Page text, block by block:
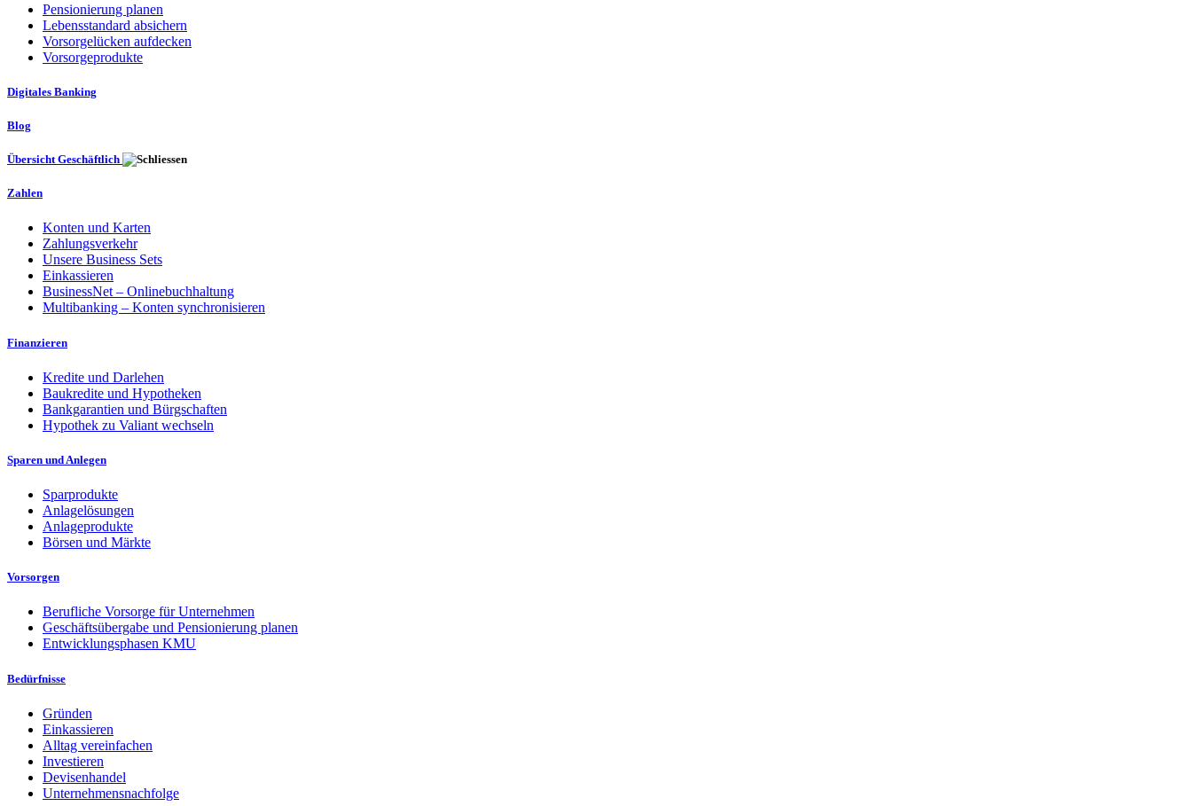
Pensionierung planen
Lebensstandard absichern
Vorsorgelücken aufdecken
Vorsorgeprodukte
Digitales Banking
Blog
Übersicht Geschäftlich
Zahlen
Konten und Karten
Zahlungsverkehr
Unsere Business Sets
Einkassieren
BusinessNet – Onlinebuchhaltung
Multibanking – Konten synchronisieren
Finanzieren
Kredite und Darlehen
Baukredite und Hypotheken
Bankgarantien und Bürgschaften
Hypothek zu Valiant wechseln
Sparen und Anlegen
Sparprodukte
Anlagelösungen
Anlageprodukte
Börsen und Märkte
Vorsorgen
Berufliche Vorsorge für Unternehmen
Geschäftsübergabe und Pensionierung planen
Entwicklungsphasen KMU
Bedürfnisse
Gründen
Einkassieren
Alltag vereinfachen
Investieren
Devisenhandel
Unternehmensnachfolge